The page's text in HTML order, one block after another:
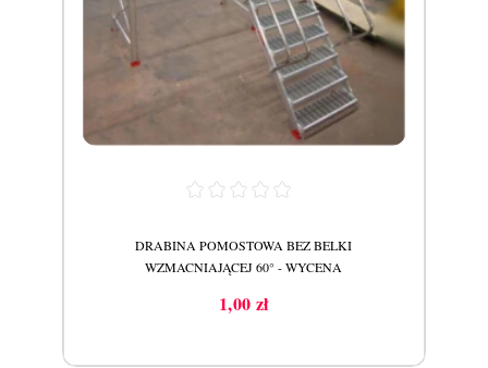
DRABINA POMOSTOWA BEZ BELKI
WZMACNIAJĄCEJ 60° - WYCENA
Cena
1,00 zł